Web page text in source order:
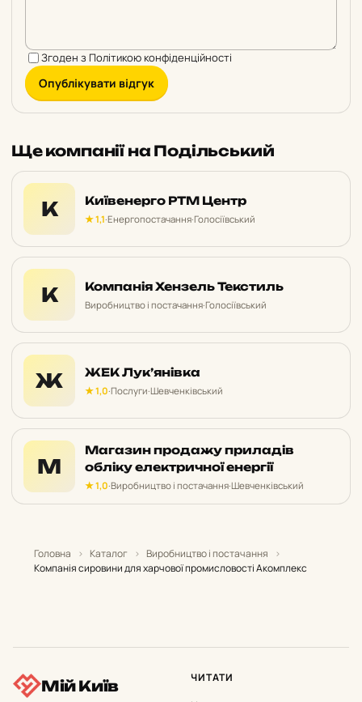
Згоден з Політикою конфіденційності
Опублікувати відгук
Ще компанії на Подільський
К Київенерго РТМ Центр
★ 1,1·Енергопостачання·Голосіївський
К Компанія Хензель Текстиль
Виробництво і постачання·Голосіївський
Ж ЖЕК Лук’янівка
★ 1,0·Послуги·Шевченківський
М
Магазин продажу приладів
обліку електричної енергії
★ 1,0·Виробництво і постачання·Шевченківський
Головна › Каталог › Виробництво і постачання
›
Компанія сировини для харчової промисловості Акомплекс
Мій Київ ЧИТАТИ